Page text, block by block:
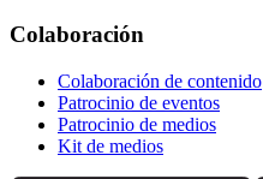
Colaboración
Colaboración de contenido
Patrocinio de eventos
Patrocinio de medios
Kit de medios